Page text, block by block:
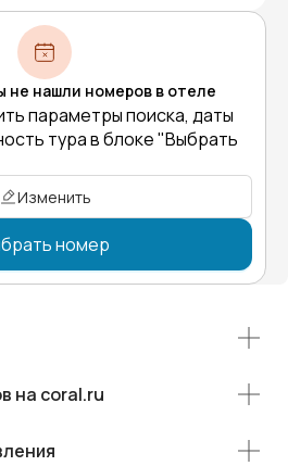
не нашли номеров в отеле
параметры поиска, даты
тура в блоке "Выбрать
Изменить
номер
на coral.ru